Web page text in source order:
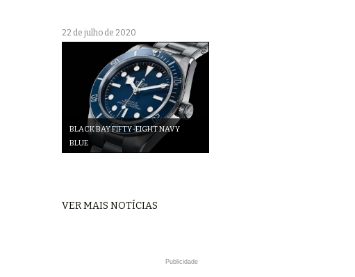
22 de julho de 2020
BLACK BAY FIFTY-EIGHT NAVY
BLUE
VER MAIS NOTÍCIAS
Publicidade